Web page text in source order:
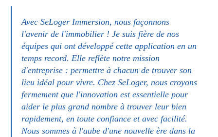
Avec SeLoger Immersion, nous façonnons
l'avenir de l'immobilier ! Je suis fière de nos
équipes qui ont développé cette application en un
temps record. Elle reflète notre mission
d'entreprise : permettre à chacun de trouver son
lieu idéal pour vivre. Chez SeLoger, nous croyons
fermement que l'innovation est essentielle pour
aider le plus grand nombre à trouver leur bien
rapidement, en toute confiance et avec facilité.
Nous sommes à l'aube d'une nouvelle ère dans la